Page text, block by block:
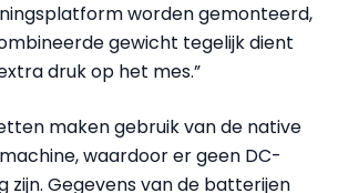
worden gemonteerd,
gewicht tegelijk dient
druk op het mes.”
maken gebruik van de native
waardoor er geen DC-
zijn. Gegevens van de batterijen